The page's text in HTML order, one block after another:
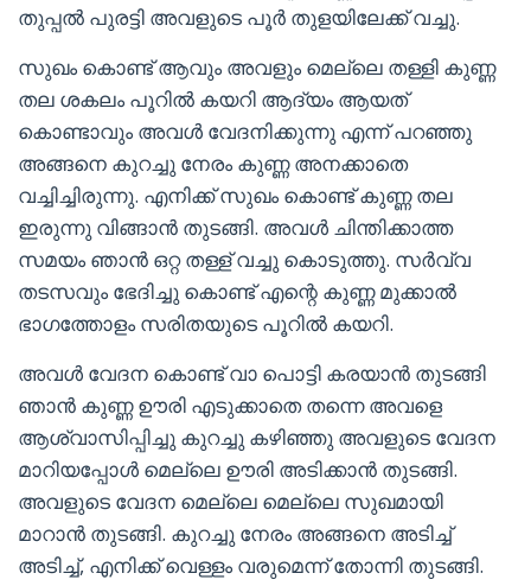
തുപ്പൽ പുരട്ടി അവളുടെ പൂർ തുളയിലേക്ക് വച്ചു.
സുഖം കൊണ്ട് ആവും അവളും മെല്ലെ തള്ളി കുണ്ണ
തല ശകലം പൂറിൽ കയറി ആദ്യം ആയത്
കൊണ്ടാവും അവൾ വേദനിക്കുന്നു എന്ന് പറഞ്ഞു
അങ്ങനെ കുറച്ചു നേരം കുണ്ണ അനക്കാതെ
വച്ചിച്ചിരുന്നു. എനിക്ക് സുഖം കൊണ്ട് കുണ്ണ തല
ഇരുന്നു വിങ്ങാൻ തുടങ്ങി. അവൾ ചിന്തിക്കാത്ത
സമയം ഞാൻ ഒറ്റ തള്ള് വച്ചു കൊടുത്തു. സർവ്വ
തടസവും ഭേദിച്ചു കൊണ്ട് എന്റെ കുണ്ണ മുക്കാൽ
ഭാഗത്തോളം സരിതയുടെ പൂറിൽ കയറി.
അവൾ വേദന കൊണ്ട് വാ പൊട്ടി കരയാൻ തുടങ്ങി
ഞാൻ കുണ്ണ ഊരി എടുക്കാതെ തന്നെ അവളെ
ആശ്വാസിപ്പിച്ചു കുറച്ചു കഴിഞ്ഞു അവളുടെ വേദന
മാറിയപ്പോൾ മെല്ലെ ഊരി അടിക്കാൻ തുടങ്ങി.
അവളുടെ വേദന മെല്ലെ മെല്ലെ സുഖമായി
മാറാൻ തുടങ്ങി. കുറച്ചു നേരം അങ്ങനെ അടിച്ച്
അടിച്ച്, എനിക്ക് വെള്ളം വരുമെന്ന് തോന്നി തുടങ്ങി.